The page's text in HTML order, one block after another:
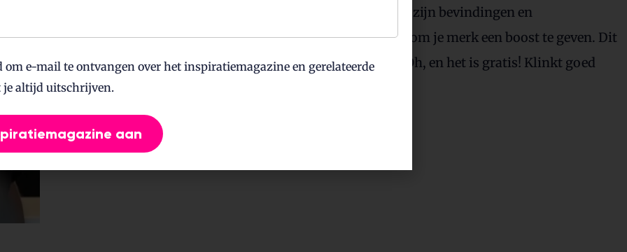
Op basis van jouw input geeft hij feedback, met zijn bevindingen en
aanbevelingen. Zodat jij dit zelf kan toepassen om je merk een boost te geven. Dit
klinkt niet alleen veelbelovend, dat is het ook. Oh, en het is gratis! Klinkt goed
Ja, geef mij gratis advies
om e-mail te ontvangen over het inspiratiemagazine en gerelateerde
je altijd uitschrijven.
aan